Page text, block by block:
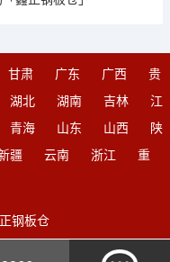
甘肃 广东 广西
贵
湖北 湖南 吉林
江
青海 山东 山西
陕
疆 云南 浙江
重
钢板仓